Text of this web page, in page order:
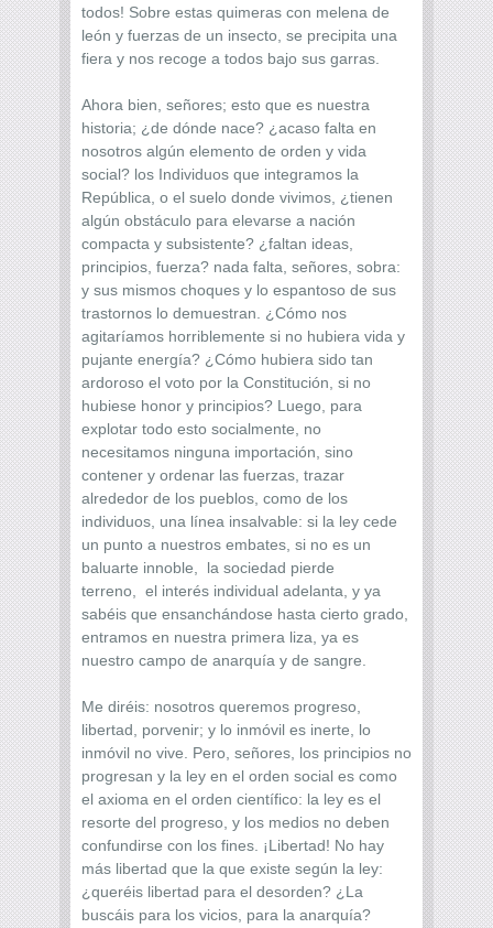
todos! Sobre estas quimeras con melena de
león y fuerzas de un insecto, se precipita una
fiera y nos recoge a todos bajo sus garras.
Ahora bien, señores; esto que es nuestra
historia; ¿de dónde nace? ¿acaso falta en
nosotros algún elemento de orden y vida
social? los Individuos que integramos la
República, o el suelo donde vivimos, ¿tienen
algún obstáculo para elevarse a nación
compacta y subsistente? ¿faltan ideas,
principios, fuerza? nada falta, señores, sobra:
y sus mismos choques y lo espantoso de sus
trastornos lo demuestran. ¿Cómo nos
agitaríamos horriblemente si no hubiera vida y
pujante energía? ¿Cómo hubiera sido tan
ardoroso el voto por la Constitución, si no
hubiese honor y principios? Luego, para
explotar todo esto socialmente, no
necesitamos ninguna importación, sino
contener y ordenar las fuerzas, trazar
alrededor de los pueblos, como de los
individuos, una línea insalvable: si la ley cede
un punto a nuestros embates, si no es un
baluarte innoble, la sociedad pierde
terreno, el interés individual adelanta, y ya
sabéis que ensanchándose hasta cierto grado,
entramos en nuestra primera liza, ya es
nuestro campo de anarquía y de sangre.
Me diréis: nosotros queremos progreso,
libertad, porvenir; y lo inmóvil es inerte, lo
inmóvil no vive. Pero, señores, los principios no
progresan y la ley en el orden social es como
el axioma en el orden científico: la ley es el
resorte del progreso, y los medios no deben
confundirse con los fines. ¡Libertad! No hay
más libertad que la que existe según la ley:
¿queréis libertad para el desorden? ¿La
buscáis para los vicios, para la anarquía?